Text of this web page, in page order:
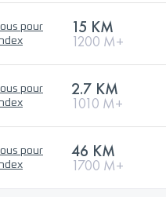
pour
15 KM
1200 M+
pour
2.7 KM
1010 M+
pour
46 KM
1700 M+